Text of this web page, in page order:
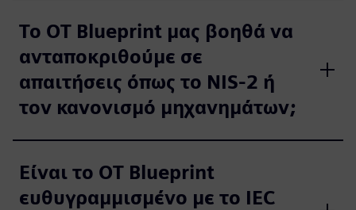
Το OT Blueprint μας βοηθά να
ανταποκριθούμε σε
απαιτήσεις όπως το NIS-2 ή
τον κανονισμό μηχανημάτων;
Είναι το OT Blueprint
ευθυγραμμισμένο με το IEC